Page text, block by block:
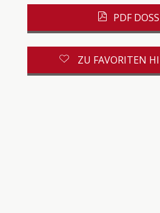
PDF
ZU FAVORITEN